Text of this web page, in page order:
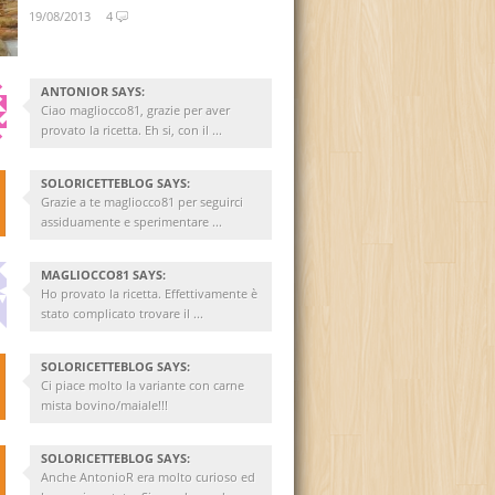
19/08/2013 4
ANTONIOR SAYS:
Ciao magliocco81, grazie per aver
provato la ricetta. Eh si, con il ...
SOLORICETTEBLOG SAYS:
Grazie a te magliocco81 per seguirci
assiduamente e sperimentare ...
MAGLIOCCO81 SAYS:
Ho provato la ricetta. Effettivamente è
stato complicato trovare il ...
SOLORICETTEBLOG SAYS:
Ci piace molto la variante con carne
mista bovino/maiale!!!
SOLORICETTEBLOG SAYS:
Anche AntonioR era molto curioso ed